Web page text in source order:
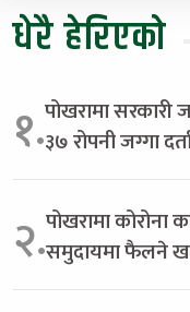
धेरै हेरिएको
१.पोखरामा सरकारी
३७ रोपनी जग्गा
२.पोखरामा कोरोना
समुदायमा फैलने